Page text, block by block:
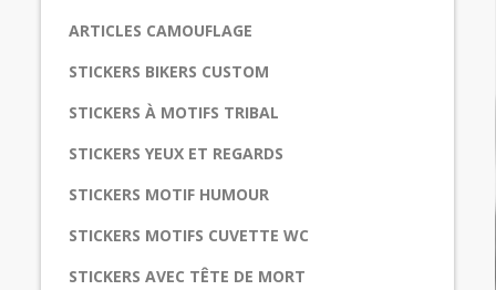
ARTICLES CAMOUFLAGE
STICKERS BIKERS CUSTOM
STICKERS À MOTIFS TRIBAL
STICKERS YEUX ET REGARDS
STICKERS MOTIF HUMOUR
STICKERS MOTIFS CUVETTE WC
STICKERS AVEC TÊTE DE MORT